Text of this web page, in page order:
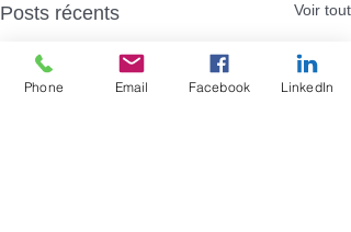
Posts récents Voir tout
Phone Email Facebook LinkedIn